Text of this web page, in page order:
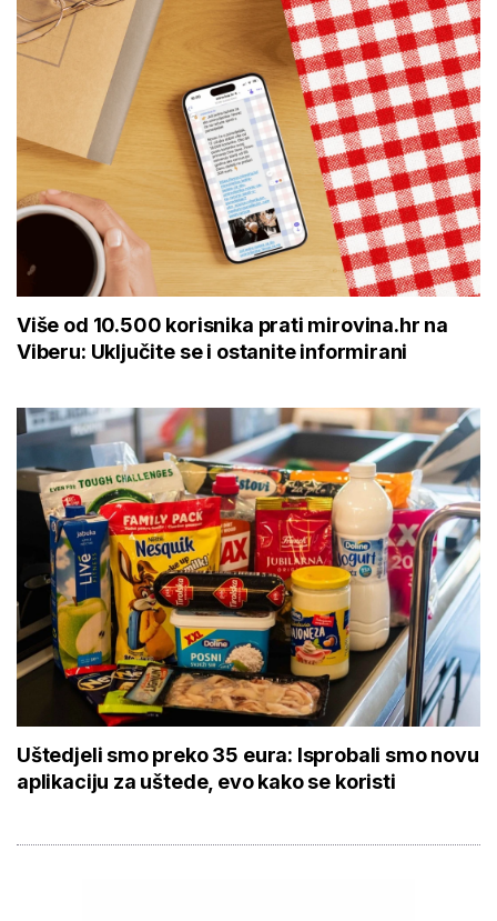
Više od 10.500 korisnika prati mirovina.hr na
Viberu: Uključite se i ostanite informirani
Uštedjeli smo preko 35 eura: Isprobali smo novu
aplikaciju za uštede, evo kako se koristi